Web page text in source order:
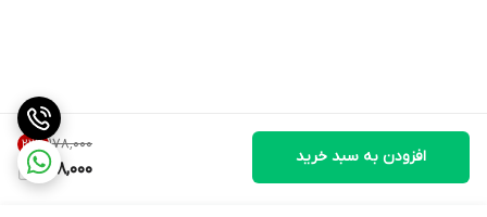
۱۷۸٬۰۰۰ 22%
138,000
افزودن به سبد خرید